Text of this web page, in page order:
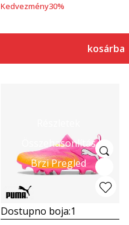
Kedvezmény30%
kosárba
Összehasonlítás
Brzi Pregled
Dostupno boja:1